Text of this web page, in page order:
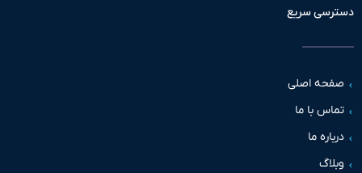
سریع
اصلی
با ما
ما